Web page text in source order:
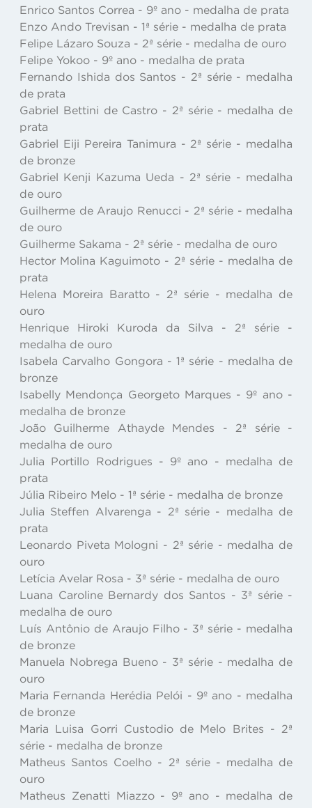
Enrico Santos Correa - 9º ano - medalha de prata
Enzo Ando Trevisan - 1ª série - medalha de prata
Felipe Lázaro Souza - 2ª série - medalha de ouro
Felipe Yokoo - 9º ano - medalha de prata
Fernando Ishida dos Santos - 2ª série - medalha
de prata
Gabriel Bettini de Castro - 2ª série - medalha de
prata
Gabriel Eiji Pereira Tanimura - 2ª série - medalha
de bronze
Gabriel Kenji Kazuma Ueda - 2ª série - medalha
de ouro
Guilherme de Araujo Renucci - 2ª série - medalha
de ouro
Guilherme Sakama - 2ª série - medalha de ouro
Hector Molina Kaguimoto - 2ª série - medalha de
prata
Helena Moreira Baratto - 2ª série - medalha de
ouro
Henrique Hiroki Kuroda da Silva - 2ª série -
medalha de ouro
Isabela Carvalho Gongora - 1ª série - medalha de
bronze
Isabelly Mendonça Georgeto Marques - 9º ano -
medalha de bronze
João Guilherme Athayde Mendes - 2ª série -
medalha de ouro
Julia Portillo Rodrigues - 9º ano - medalha de
prata
Júlia Ribeiro Melo - 1ª série - medalha de bronze
Julia Steffen Alvarenga - 2ª série - medalha de
prata
Leonardo Piveta Mologni - 2ª série - medalha de
ouro
Letícia Avelar Rosa - 3ª série - medalha de ouro
Luana Caroline Bernardy dos Santos - 3ª série -
medalha de ouro
Luís Antônio de Araujo Filho - 3ª série - medalha
de bronze
Manuela Nobrega Bueno - 3ª série - medalha de
ouro
Maria Fernanda Herédia Pelói - 9º ano - medalha
de bronze
Maria Luisa Gorri Custodio de Melo Brites - 2ª
série - medalha de bronze
Matheus Santos Coelho - 2ª série - medalha de
ouro
Matheus Zenatti Miazzo - 9º ano - medalha de